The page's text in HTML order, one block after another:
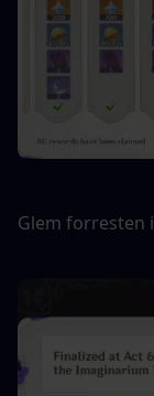
Glem forresten